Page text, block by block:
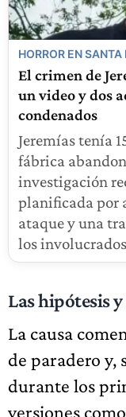
HORROR EN SANTA
El crimen de
un video y dos
condenados
Jeremías tenía
fábrica
investigación
planificada por
ataque y una
los
Las hipótesis
La causa
de paradero y,
durante los
versiones